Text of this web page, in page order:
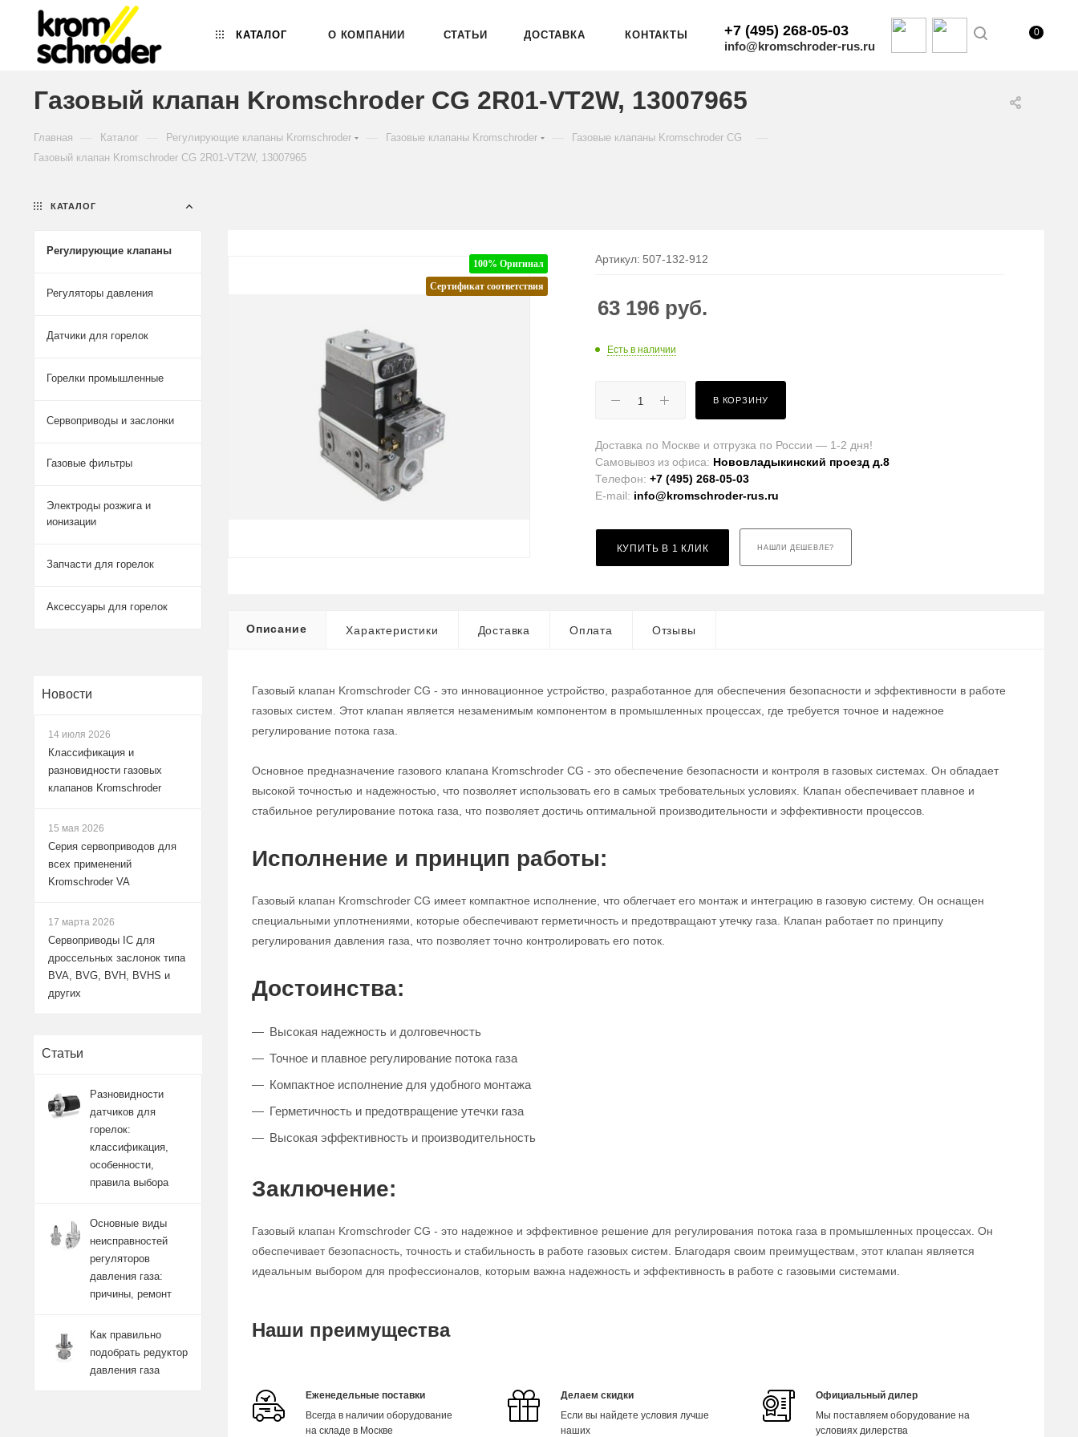
КАТАЛОГ О КОМПАНИИ СТАТЬИ ДОСТАВКА КОНТАКТЫ +7 (495) 268-05-03
info@kromschroder-rus.ru
0
Газовый клапан Kromschroder CG 2R01-VT2W, 13007965
Главная Каталог Регулирующие клапаны Kromschroder Газовые клапаны Kromschroder Газовые клапаны Kromschroder CG
Газовый клапан Kromschroder CG 2R01-VT2W, 13007965
100% Оригинал
Сертификат соответствия
Артикул: 507-132-912
63 196 руб.
Есть в наличии
В КОРЗИНУ
Доставка по Москве и отгрузка по России — 1-2 дня!
Самовывоз из офиса: Нововладыкинский проезд д.8
Телефон:+7 (495) 268-05-03
E-mail: info@kromschroder-rus.ru
КУПИТЬ В 1 КЛИК НАШЛИ ДЕШЕВЛЕ?
Описание Характеристики Доставка Оплата Отзывы
Газовый клапан Kromschroder CG - это инновационное устройство, разработанное для обеспечения безопасности и эффективности в работе
газовых систем. Этот клапан является незаменимым компонентом в промышленных процессах, где требуется точное и надежное
регулирование потока газа.
Основное предназначение газового клапана Kromschroder CG - это обеспечение безопасности и контроля в газовых системах. Он обладает
высокой точностью и надежностью, что позволяет использовать его в самых требовательных условиях. Клапан обеспечивает плавное и
стабильное регулирование потока газа, что позволяет достичь оптимальной производительности и эффективности процессов.
Исполнение и принцип работы:
Газовый клапан Kromschroder CG имеет компактное исполнение, что облегчает его монтаж и интеграцию в газовую систему. Он оснащен
специальными уплотнениями, которые обеспечивают герметичность и предотвращают утечку газа. Клапан работает по принципу
регулирования давления газа, что позволяет точно контролировать его поток.
Достоинства:
Высокая надежность и долговечность
Точное и плавное регулирование потока газа
Компактное исполнение для удобного монтажа
Герметичность и предотвращение утечки газа
Высокая эффективность и производительность
Заключение:
Газовый клапан Kromschroder CG - это надежное и эффективное решение для регулирования потока газа в промышленных процессах. Он
обеспечивает безопасность, точность и стабильность в работе газовых систем. Благодаря своим преимуществам, этот клапан является
идеальным выбором для профессионалов, которым важна надежность и эффективность в работе с газовыми системами.
Наши преимущества
Еженедельные поставки
Всегда в наличии оборудование
на складе в Москве
Делаем скидки
Если вы найдете условия лучше
наших
Официальный дилер
Мы поставляем оборудование на
условиях дилерства
КАТАЛОГ
Регулирующие клапаны
Регуляторы давления
Датчики для горелок
Горелки промышленные
Сервоприводы и заслонки
Газовые фильтры
Электроды розжига и
ионизации
Запчасти для горелок
Аксессуары для горелок
Новости
14 июля 2026
Классификация и
разновидности газовых
клапанов Kromschroder
15 мая 2026
Серия сервоприводов для
всех применений
Kromschroder VA
17 марта 2026
Сервоприводы IC для
дроссельных заслонок типа
BVA, BVG, BVH, BVHS и
других
Статьи
Разновидности
датчиков для
горелок:
классификация,
особенности,
правила выбора
Основные виды
неисправностей
регуляторов
давления газа:
причины, ремонт
Как правильно
подобрать редуктор
давления газа